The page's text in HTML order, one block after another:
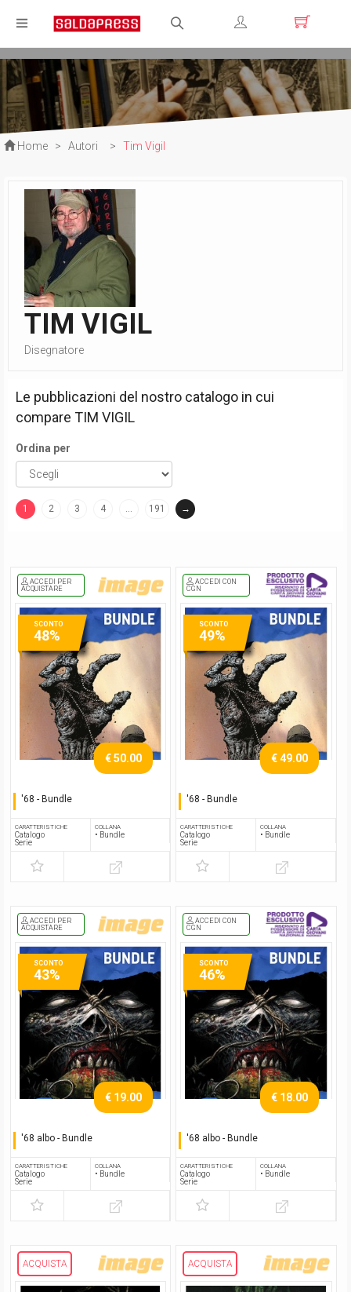
Registrati
Login
Home > Autori > Tim Vigil
TIM VIGIL
Disegnatore
Le pubblicazioni del nostro catalogo in cui
compare TIM VIGIL
Ordina per
1
2 3 4 … 191 →
ACCEDI PER
ACQUISTARE
'68 - Bundle
€ 50.00
CARATTERISTICHE
Catalogo
Serie
COLLANA
• Bundle
SCONTO
48%
ACCEDI CON
CGN
'68 - Bundle
€ 49.00
CARATTERISTICHE
Catalogo
Serie
COLLANA
• Bundle
SCONTO
49%
ACCEDI PER
ACQUISTARE
'68 albo - Bundle
€ 19.00
CARATTERISTICHE
Catalogo
Serie
COLLANA
• Bundle
SCONTO
43%
ACCEDI CON
CGN
'68 albo - Bundle
€ 18.00
CARATTERISTICHE
Catalogo
Serie
COLLANA
• Bundle
SCONTO
46%
ACQUISTA ACQUISTA